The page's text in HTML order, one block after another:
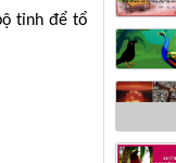
tỉnh để tổ